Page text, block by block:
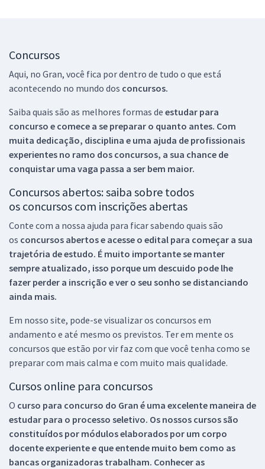
Concursos
Aqui, no Gran, você fica por dentro de tudo o que está
acontecendo no mundo dos concursos.
Saiba quais são as melhores formas de estudar para
concurso e comece a se preparar o quanto antes. Com
muita dedicação, disciplina e uma ajuda de profissionais
experientes no ramo dos concursos, a sua chance de
conquistar uma vaga passa a ser bem maior.
Concursos abertos: saiba sobre todos
os concursos com inscrições abertas
Conte com a nossa ajuda para ficar sabendo quais são
os concursos abertos e acesse o edital para começar a sua
trajetória de estudo. É muito importante se manter
sempre atualizado, isso porque um descuido pode lhe
fazer perder a inscrição e ver o seu sonho se distanciando
ainda mais.
Em nosso site, pode-se visualizar os concursos em
andamento e até mesmo os previstos. Ter em mente os
concursos que estão por vir faz com que você tenha como se
preparar com mais calma e com muito mais qualidade.
Cursos online para concursos
O curso para concurso do Gran é uma excelente maneira de
estudar para o processo seletivo. Os nossos cursos são
constituídos por módulos elaborados por um corpo
docente experiente e que entende muito bem como as
bancas organizadoras trabalham. Conhecer as